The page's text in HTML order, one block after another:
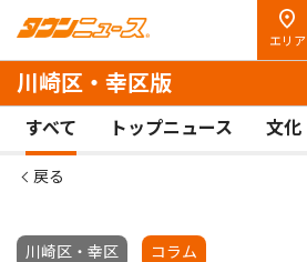
エリア
川崎区・幸区版
すべて トップニュース 文化
戻る
川崎区・幸区 コラム